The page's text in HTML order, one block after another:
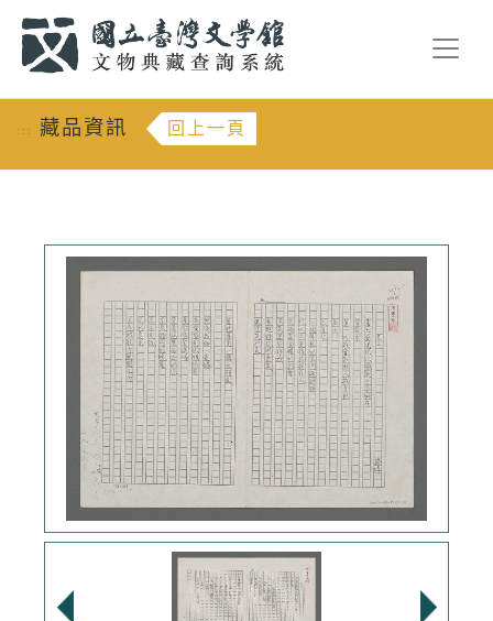
::: 藏品資訊 回上一頁